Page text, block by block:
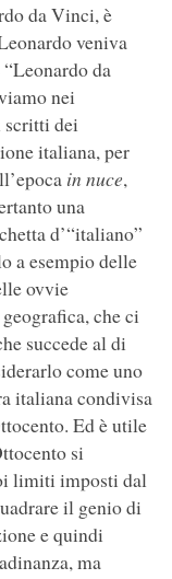
da Vinci, è
veniva
da
nei
dei
italiana, per
in nuce,
una
d’“italiano”
a esempio delle
ovvie
che ci
succede al di
come uno
italiana condivisa
Ed è utile
si
limiti imposti dal
il genio di
e quindi
ma